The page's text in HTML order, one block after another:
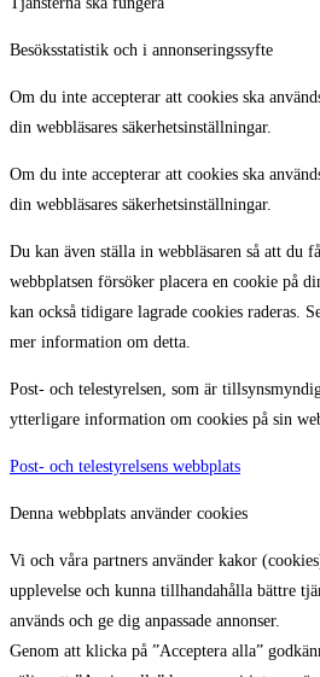
Besöksstatistik och i annonseringssyfte
Om du inte accepterar att cookies ska
din webbläsares säkerhetsinställningar.
Om du inte accepterar att cookies ska
din webbläsares säkerhetsinställningar.
Du kan även ställa in webbläsaren så att du
webbplatsen försöker placera en cookie på
kan också tidigare lagrade cookies raderas.
mer information om detta.
Post- och telestyrelsen, som är
ytterligare information om cookies på sin
Post- och telestyrelsens webbplats
Denna webbplats använder cookies
Vi och våra partners använder kakor
upplevelse och kunna tillhandahålla bättre
används och ge dig anpassade annonser.
Genom att klicka på ”Acceptera alla”